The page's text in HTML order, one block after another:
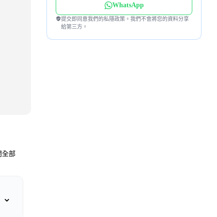
全部
⌄
WhatsApp
提交即同意我們的私隱政策。我們不會將您的資料分享
給第三方。